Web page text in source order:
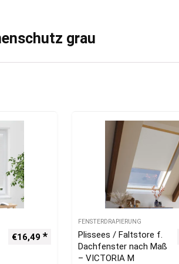
grau
€16,49
FENSTERDRAPIERUNG
Plissees / Faltstore f.
Dachfenster nach Maß
– VICTORIA M